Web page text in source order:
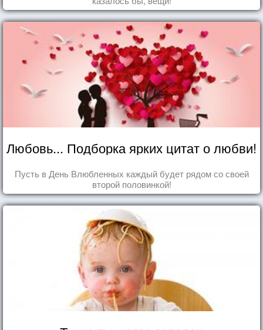
Любовь... Подборка ярких цитат о любви!
Пусть в День Влюбленных каждый будет рядом со своей
второй половинкой!